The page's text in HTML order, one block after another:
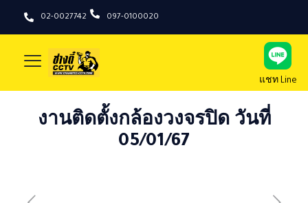
02-0027742 097-0100020
แชท Line
งานติดตั้งกล้องวงจรปิด วันที่
05/01/67